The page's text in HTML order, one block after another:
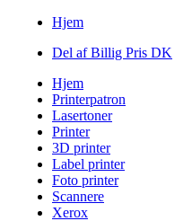
Hjem
Del af Billig Pris DK
Hjem
Printerpatron
Lasertoner
Printer
3D printer
Label printer
Foto printer
Scannere
Xerox